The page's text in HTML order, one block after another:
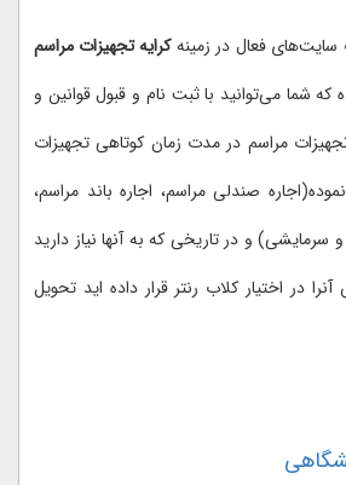
سایت‌های فعال در زمینهکرایه تجهیزات مراسم
شما می‌توانید با ثبت نام و قبول قوانین و
مراسم در مدت زمان کوتاهی تجهیزات
صندلی مراسم، اجاره باند مراسم،
سرمایشی) و در تاریخی که به آنها نیاز دارید
در اختیار کلاب رنتر قرار داده اید تحویل